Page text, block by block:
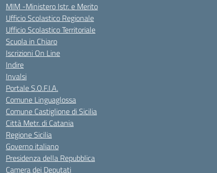
MIM -Ministero Istr. e Merito
Ufficio Scolastico Regionale
Ufficio Scolastico Territoriale
Scuola in Chiaro
Iscrizioni On Line
Indire
Invalsi
Portale S.O.F.I.A.
Comune Linguaglossa
Comune Castiglione di Sicilia
Città Metr. di Catania
Regione Sicilia
Governo italiano
Presidenza della Repubblica
Camera dei Deputati